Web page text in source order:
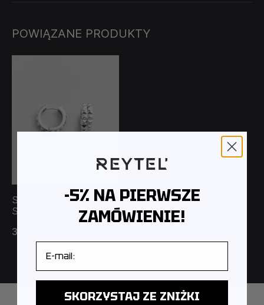
POWIĄZANE PRODUKTY
Srebrne kolczyki koła
SPIKE
396PLN
-5% NA PIERWSZE
ZAMÓWIENIE!
SKORZYSTAJ ZE ZNIŻKI